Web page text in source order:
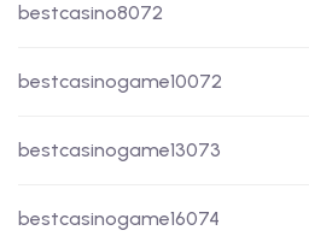
bestcasino8072
bestcasinogame10072
bestcasinogame13073
bestcasinogame16074